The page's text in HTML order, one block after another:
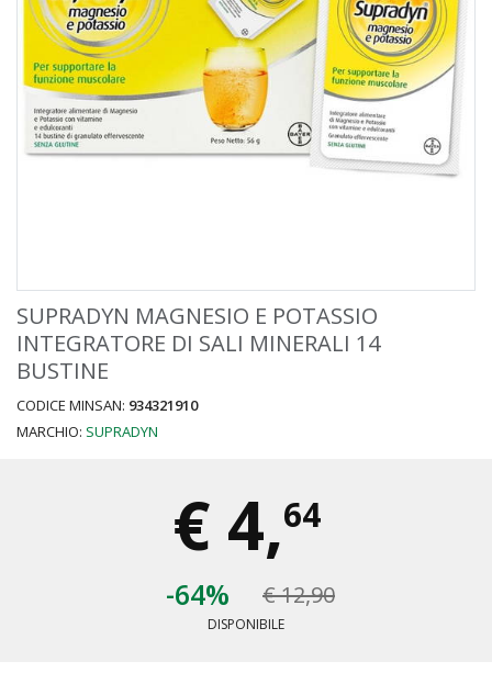
SUPRADYN MAGNESIO E POTASSIO
INTEGRATORE DI SALI MINERALI 14
BUSTINE
CODICE MINSAN: 934321910
MARCHIO: SUPRADYN
€ 4,64
-64% € 12,90
DISPONIBILE